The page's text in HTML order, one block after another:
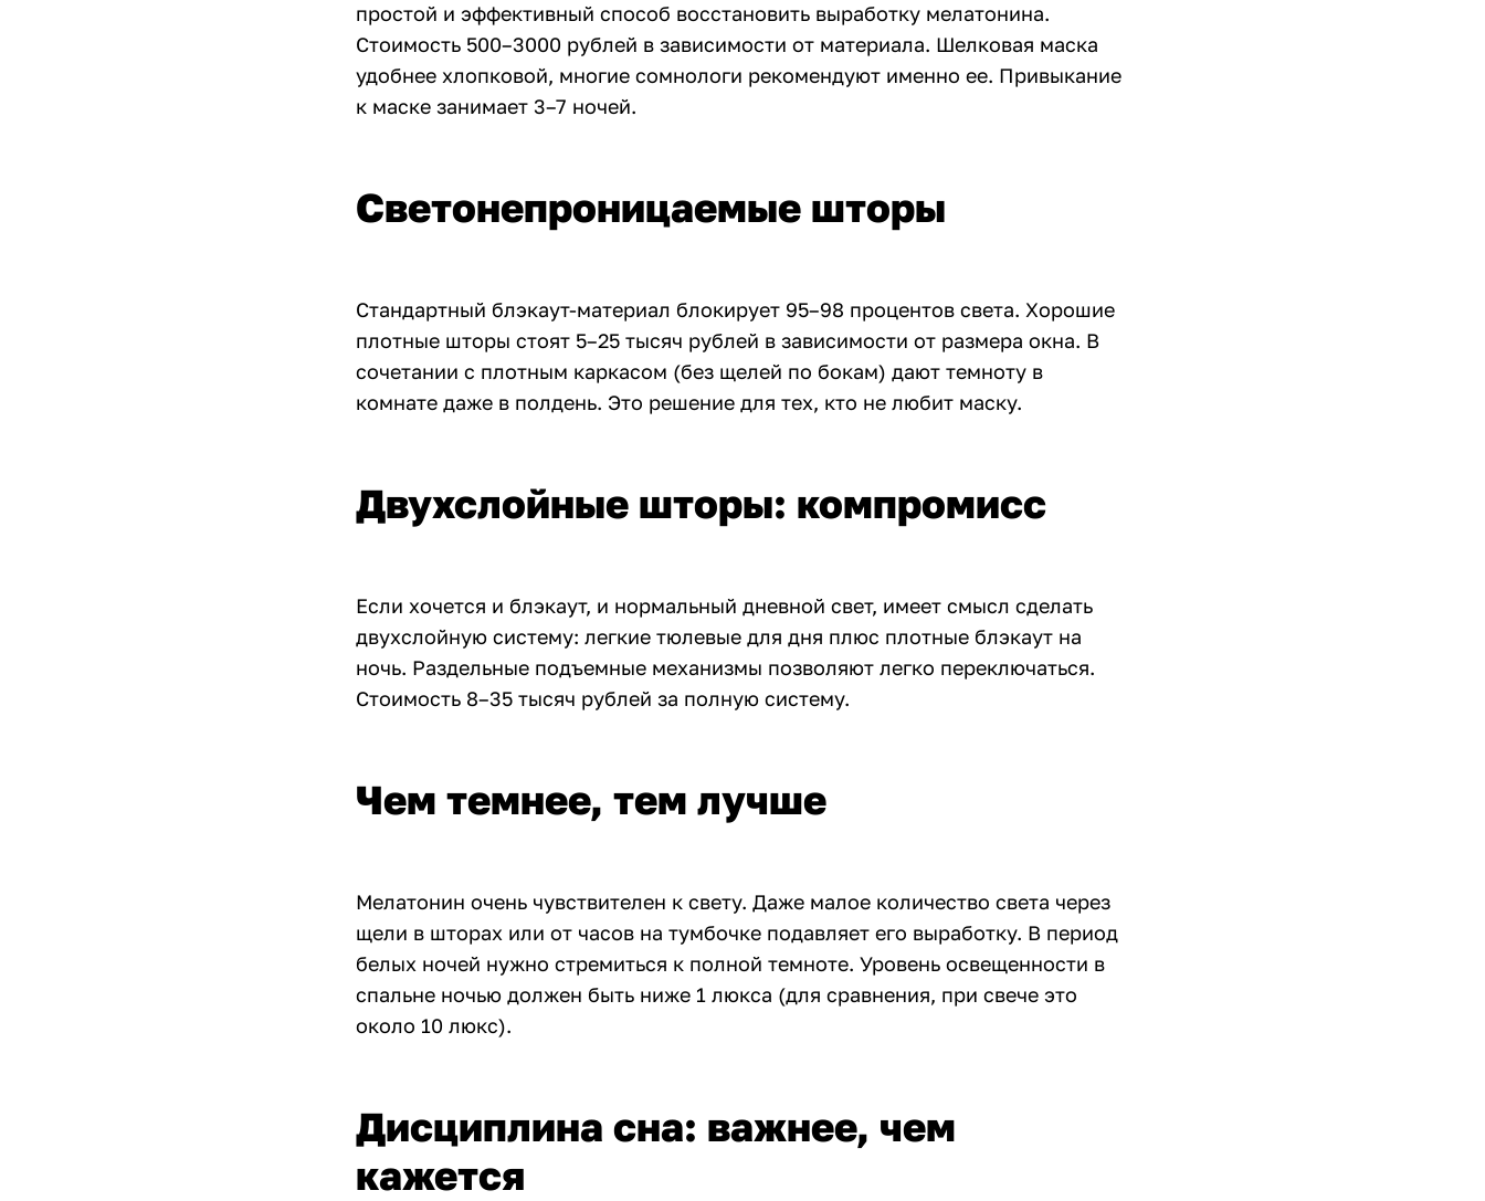
простой и эффективный способ восстановить выработку мелатонина.
Стоимость 500–3000 рублей в зависимости от материала. Шелковая маска
удобнее хлопковой, многие сомнологи рекомендуют именно ее. Привыкание
к маске занимает 3–7 ночей.
Светонепроницаемые шторы
Стандартный блэкаут-материал блокирует 95–98 процентов света. Хорошие
плотные шторы стоят 5–25 тысяч рублей в зависимости от размера окна. В
сочетании с плотным каркасом (без щелей по бокам) дают темноту в
комнате даже в полдень. Это решение для тех, кто не любит маску.
Двухслойные шторы: компромисс
Если хочется и блэкаут, и нормальный дневной свет, имеет смысл сделать
двухслойную систему: легкие тюлевые для дня плюс плотные блэкаут на
ночь. Раздельные подъемные механизмы позволяют легко переключаться.
Стоимость 8–35 тысяч рублей за полную систему.
Чем темнее, тем лучше
Мелатонин очень чувствителен к свету. Даже малое количество света через
щели в шторах или от часов на тумбочке подавляет его выработку. В период
белых ночей нужно стремиться к полной темноте. Уровень освещенности в
спальне ночью должен быть ниже 1 люкса (для сравнения, при свече это
около 10 люкс).
Дисциплина сна: важнее, чем
кажется